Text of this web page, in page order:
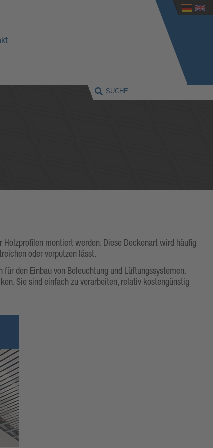
montiert werden. Diese Deckenart wird häufig
oder verputzen lässt.
den Einbau von Beleuchtung und Lüftungssystemen.
Sie sind einfach zu verarbeiten, relativ kostengünstig